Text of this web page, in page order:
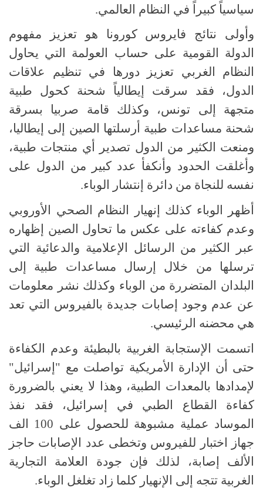
سياسياً كبيراً في النظام العالمي.
وأولى نتائج فايروس كورونا هو تعزيز مفهوم
الدولة القومية على حساب العولمة التي يحاول
النظام الغربي تعزيز دورها في تنظيم علاقات
الدول، فقد سرقت إيطالياً شحنة كحول طبية
متجهة إلى تونس، وكذلك قامة صربيا بسرقة
شحنة مساعدات طبية أرسلتها الصين إلى إيطاليا،
ومنعت الكثير من الدول تصدير أي منتجات طبية،
وأغلقت الحدود وأنكفأ عدد كبير من الدول على
نفسه للنجاة من دائرة إنتشار الوباء.
أظهر الوباء كذلك إنهيار النظام الصحي الأوروبي
وعدم كفاءته على عكس ما تحاول الصين إظهاره
عبر الكثير من الرسائل الإعلامية والدعائية التي
ترسلها من خلال إرسال مساعدات طبية إلى
البلدان المتضررة من الوباء وكذلك نشر معلومات
عن عدم وجود إصابات جديدة بالفيروس التي تعد
هي محضنه الرئيسي.
اتسمت الإستجابة الغربية بالبطيئة وعدم الكفاءة
حتى أن الإدارة الأمريكية تواصلت مع "إسرائيل"
لإمدادها بالمعدات الطبية، وهذا لا يعني بالضرورة
كفاءة القطاع الطبي في إسرائيل، فقد نفذ
الموساد عملية مشبوهة للحصول على 100 الف
جهاز اختبار للفيروس وتخطى عدد الإصابات حاجز
الألف إصابة، لذلك فإن جودة العلامة التجارية
الغربية تتجه إلى الإنهيار كلما زاد تغلغل الوباء.